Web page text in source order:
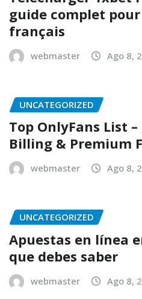
guide complet
français
webmaster Ago 8,
UNCATEGORIZED
Top OnlyFans List
Billing & Premium
webmaster Ago 8,
UNCATEGORIZED
Apuestas en línea
que debes saber
webmaster Ago 8,